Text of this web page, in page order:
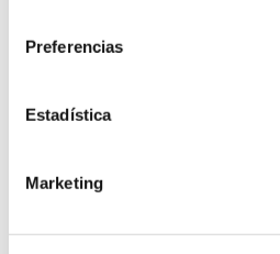
Preferencias
Estadística
Marketing
Modelo